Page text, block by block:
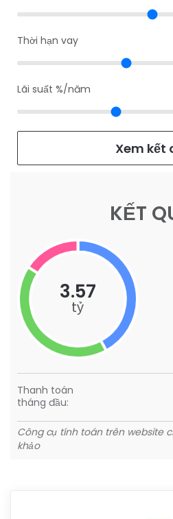
Thời hạn vay
Lãi suất %/năm
Xem kết
KẾT
3.57
tỷ
Thanh toán
tháng đầu:
Công cụ tính toán trên website
khảo